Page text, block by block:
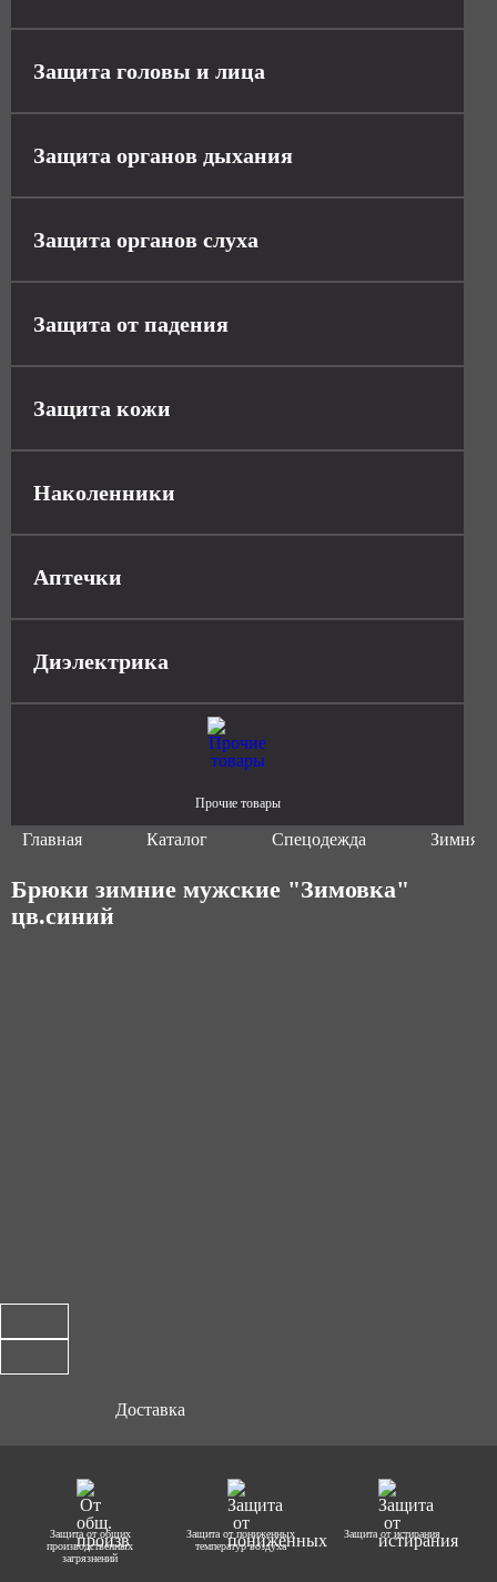
Защита головы и лица
Защита органов дыхания
Защита органов слуха
Защита от падения
Защита кожи
Наколенники
Аптечки
Диэлектрика
Прочие товары
Главная Каталог Спецодежда Зимняя
Брюки зимние мужские "Зимовка"
цв.синий
Доставка
Защита от общих
производственных
загрязнений
Защита от пониженных
температур воздуха
Защита от истирания